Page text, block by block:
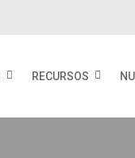
RECURSOS